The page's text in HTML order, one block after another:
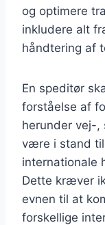
og optimere
inkludere alt
håndtering af
En speditør
forståelse af
herunder vej-,
være i stand til
internationale
Dette kræver
evnen til at
forskellige